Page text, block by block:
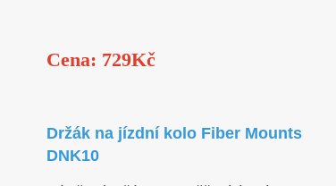
Cena: 729Kč
Držák na jízdní kolo Fiber Mounts
DNK10